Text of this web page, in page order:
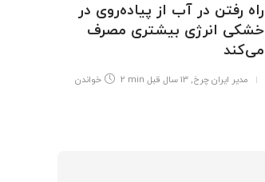
راه رفتن در آب از پیاده‌روی در
خشکی انرژی بیشتری مصرف
می‌کند
مدیر ایران چرخ, 13 سال قبل 2 min خواندن